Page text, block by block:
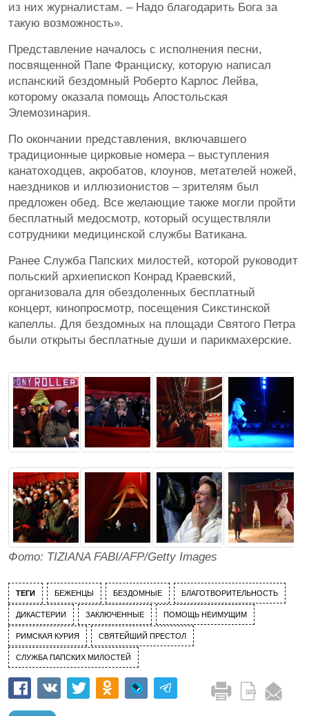
из них журналистам. – Надо благодарить Бога за
такую возможность».
Представление началось с исполнения песни,
посвященной Папе Франциску, которую написал
испанский бездомный Роберто Карлос Лейва,
которому оказала помощь Апостольская
Элемозинария.
По окончании представления, включавшего
традиционные цирковые номера – выступления
канатоходцев, акробатов, клоунов, метателей ножей,
наездников и иллюзионистов – зрителям был
предложен обед. Все желающие также могли пройти
бесплатный медосмотр, который осуществляли
сотрудники медицинской службы Ватикана.
Ранее Служба Папских милостей, которой руководит
польский архиепископ Конрад Краевский,
организовала для обездоленных бесплатный
концерт, кинопросмотр, посещения Сикстинской
капеллы. Для бездомных на площади Святого Петра
были открыты бесплатные души и парикмахерские.
Фото: TIZIANA FABI/AFP/Getty Images
ТЕГИ БЕЖЕНЦЫ БЕЗДОМНЫЕ БЛАГОТВОРИТЕЛЬНОСТЬ
ДИКАСТЕРИИ ЗАКЛЮЧЕННЫЕ ПОМОЩЬ НЕИМУЩИМ
РИМСКАЯ КУРИЯ СВЯТЕЙШИЙ ПРЕСТОЛ
СЛУЖБА ПАПСКИХ МИЛОСТЕЙ